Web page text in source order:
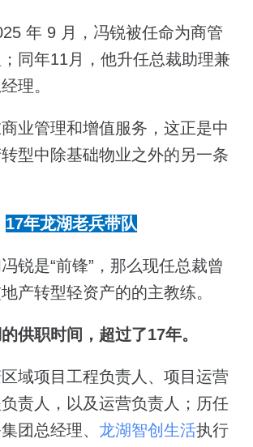
年 9 月，冯锐被任命为商管
同年11月，他升任总裁助理兼
理。
业管理和增值服务，这正是中
型中除基础物业之外的另一条
17年龙湖老兵带队
锐是“前锋”，那么现任总裁曾
产转型轻资产的的主教练。
供职时间，超过了17年。
区域项目工程负责人、项目运营
责人，以及运营负责人；历任
团总经理、 龙湖智创生活执行